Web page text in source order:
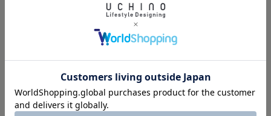
定期的にポイントアップイベント開催！
イベント開催時は、ポイント還元率がUP！
貯まったポイントは、オンラインショップ・直営店では１
① シークレットセールにご招待